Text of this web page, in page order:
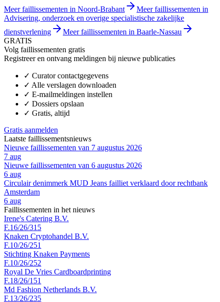
Meer faillissementen in Noord-Brabant
Meer faillissementen in
Advisering, onderzoek en overige specialistische zakelijke
dienstverlening
Meer faillissementen in Baarle-Nassau
GRATIS
Volg faillissementen gratis
Registreer en ontvang meldingen bij nieuwe publicaties
✓ Curator contactgegevens
✓ Alle verslagen downloaden
✓ E-mailmeldingen instellen
✓ Dossiers opslaan
✓ Gratis, altijd
Gratis aanmelden
Laatste faillissementsnieuws
Nieuwe faillissementen van 7 augustus 2026
7 aug
Nieuwe faillissementen van 6 augustus 2026
6 aug
Circulair denimmerk MUD Jeans failliet verklaard door rechtbank
Amsterdam
6 aug
Faillissementen in het nieuws
Irene's Catering B.V.
F.16/26/315
Knaken Cryptohandel B.V.
F.10/26/251
Stichting Knaken Payments
F.10/26/252
Royal De Vries Cardboardprinting
F.18/26/151
Md Fashion Netherlands B.V.
F.13/26/235